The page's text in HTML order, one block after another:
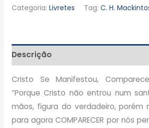
Categoria: Livretes Tag: C. H.
Descrição
Cristo Se Manifestou,
“Porque Cristo não entrou num
mãos, figura do verdadeiro, porém
para agora COMPARECER por nós